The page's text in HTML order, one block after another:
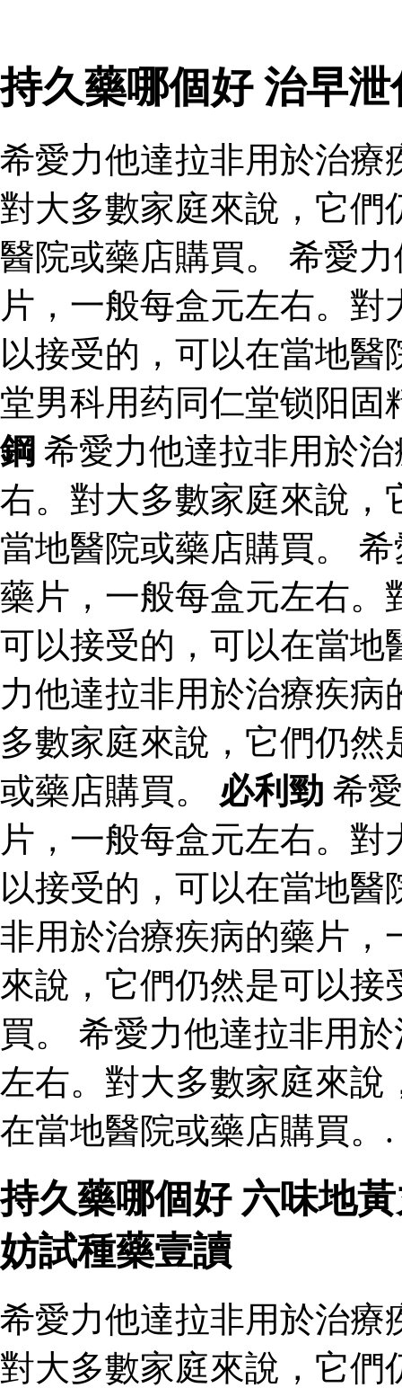
持久藥哪個好 治早
希愛力他達拉非用於治療
對大多數家庭來說，它們
醫院或藥店購買。 希愛
片，一般每盒元左右。
以接受的，可以在當地醫
堂男科用药同仁堂锁阳
鋼 希愛力他達拉非用於
右。對大多數家庭來說，
當地醫院或藥店購買。
藥片，一般每盒元左右。
可以接受的，可以在當
力他達拉非用於治療疾
多數家庭來說，它們仍
或藥店購買。 必利勁 希
片，一般每盒元左右。
以接受的，可以在當地
非用於治療疾病的藥片，
來說，它們仍然是可以
買。 希愛力他達拉非用
左右。對大多數家庭來說
在當地醫院或藥店購買。.
持久藥哪個好 六味地
妨試種藥壹讀
希愛力他達拉非用於治療
對大多數家庭來說，它們